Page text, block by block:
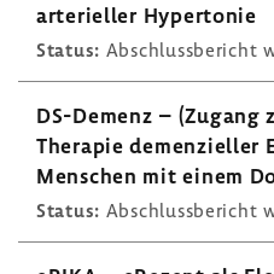
arte­ri­eller Hyper­tonie
Status: Abschluss­be­richt
DS-​Demenz –
Therapie demen­zi­eller
Menschen mit einem
Status: Abschluss­be­richt